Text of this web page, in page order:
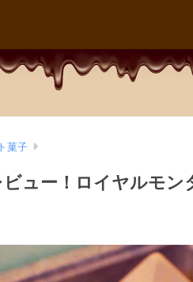
菓子
ュー！ロイヤルモン